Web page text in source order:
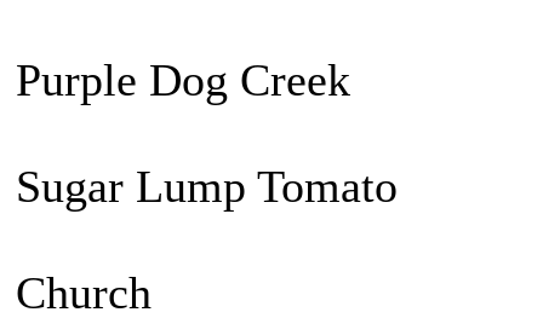
Purple Dog Creek
Sugar Lump Tomato
Church